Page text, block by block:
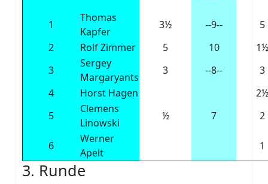
1
Thomas
Kapfer
3½ --9--
5
2
Rolf Zimmer 5 10
3
Sergey
Margaryants
3 --8--
3
4
Horst Hagen
5
Clemens
Linowski
½ 7 2
6
Werner
Apelt
1
3. Runde